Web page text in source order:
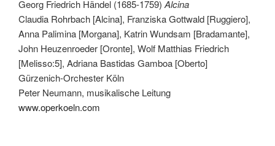
Georg Friedrich Händel (1685-1759) Alcina
Claudia Rohrbach [Alcina], Franziska Gottwald [Ruggiero],
Anna Palimina [Morgana], Katrin Wundsam [Bradamante],
John Heuzenroeder [Oronte], Wolf Matthias Friedrich
[Melisso:5], Adriana Bastidas Gamboa [Oberto]
Gürzenich-Orchester Köln
Peter Neumann, musikalische Leitung
www.operkoeln.com